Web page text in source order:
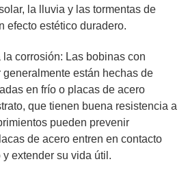
la lluvia y las tormentas de
efecto estético duradero.
corrosión: Las bobinas con
están hechas de
en frío o placas de acero
que tienen buena resistencia a
pueden prevenir
de acero entren en contacto
extender su vida útil.